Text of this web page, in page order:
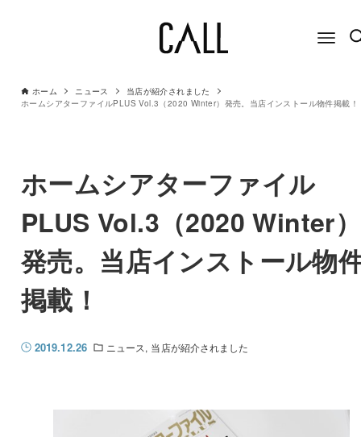
ホーム ニュース
当店が紹介されました
ホームシアターファイルPLUS Vol.3（2020 Winter）発売。当店インストール物件掲載！
ホームシアターファイル
PLUS Vol.3（2020 Winter）
発売。当店インストール物
掲載！
2019.12.26 ニュース 当店が紹介されました